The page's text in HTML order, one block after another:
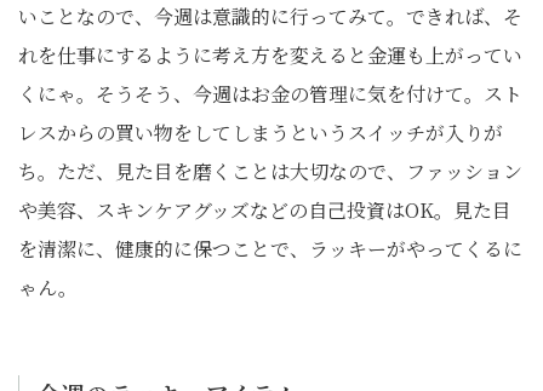
いことなので、今週は意識的に行ってみて。できれば、そ
れを仕事にするように考え方を変えると金運も上がってい
くにゃ。そうそう、今週はお金の管理に気を付けて。スト
レスからの買い物をしてしまうというスイッチが入りが
ち。ただ、見た目を磨くことは大切なので、ファッション
や美容、スキンケアグッズなどの自己投資はOK。見た目
を清潔に、健康的に保つことで、ラッキーがやってくるに
ゃん。